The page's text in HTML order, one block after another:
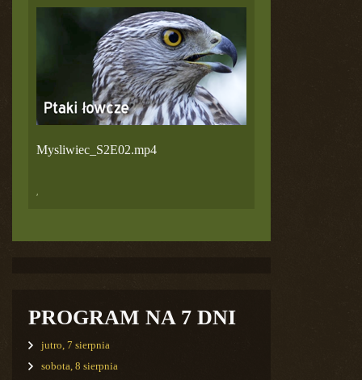
Mysliwiec_S2E02.mp4
,
PROGRAM NA 7 DNI
jutro, 7 sierpnia
sobota, 8 sierpnia